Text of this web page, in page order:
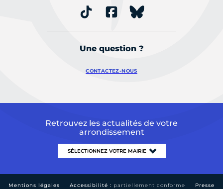
Une question ?
CONTACTEZ-NOUS
Retrouvez les actualités de votre
arrondissement
Mentions légales Accessibilité : partiellement conforme Presse